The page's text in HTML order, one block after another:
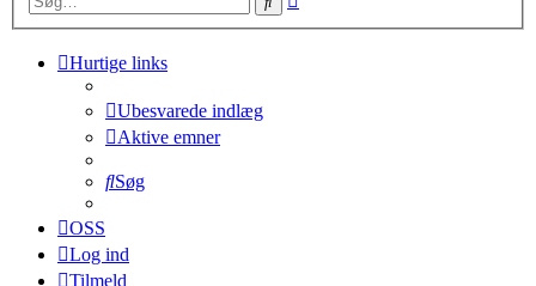
Hurtige links
Ubesvarede indlæg
Aktive emner
Søg
OSS
Log ind
Tilmeld